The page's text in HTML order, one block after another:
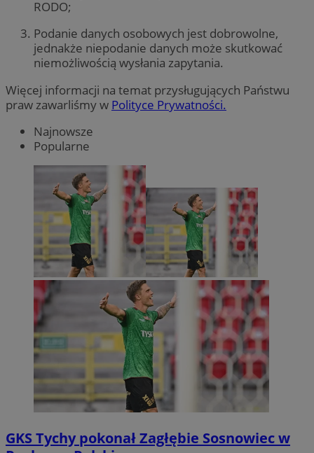
RODO;
Podanie danych osobowych jest dobrowolne,
jednakże niepodanie danych może skutkować
niemożliwością wysłania zapytania.
Więcej informacji na temat przysługujących Państwu
praw zawarliśmy w Polityce Prywatności.
Najnowsze
Popularne
GKS Tychy pokonał Zagłębie Sosnowiec w